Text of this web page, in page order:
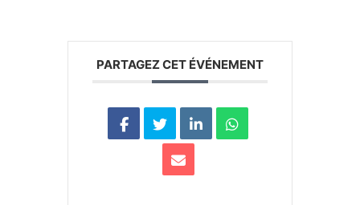
PARTAGEZ CET ÉVÉNEMENT